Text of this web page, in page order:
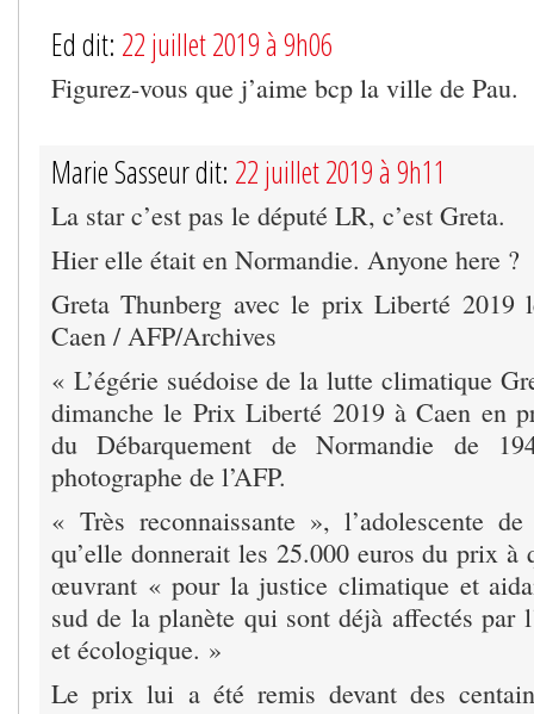
Ed dit: 22 juillet 2019 à 9h06
Figurez-vous que j’aime bcp la ville de Pau.
Marie Sasseur dit: 22 juillet 2019 à 9h11
La star c’est pas le député LR, c’est Greta.
Hier elle était en Normandie. Anyone here ?
Greta Thunberg avec le prix Liberté
Caen / AFP/Archives
« L’égérie suédoise de la lutte climatique
dimanche le Prix Liberté 2019 à Caen en
du Débarquement de Normandie de
photographe de l’AFP.
« Très reconnaissante », l’adolescente
qu’elle donnerait les 25.000 euros du prix à
œuvrant « pour la justice climatique et
sud de la planète qui sont déjà affectés par
et écologique. »
Le prix lui a été remis devant des